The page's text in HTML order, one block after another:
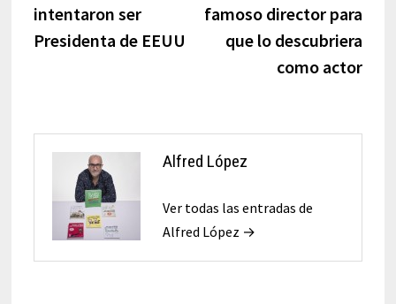
intentaron ser
Presidenta de EEUU
famoso director para
que lo descubriera
como actor
Alfred López
Ver todas las entradas de
Alfred López →